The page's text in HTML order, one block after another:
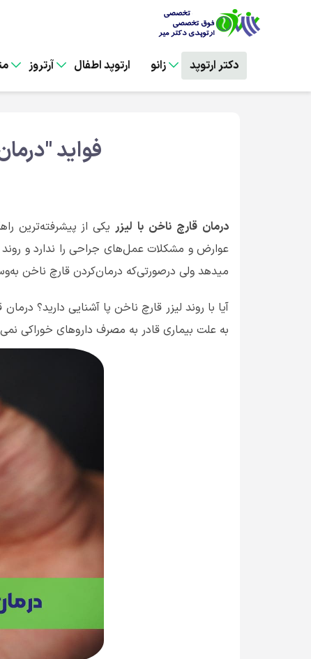
دکتر ارتوپد زانو ارتوپد اطفال آرتروز
فواید
درمان قارچ ناخن با لیزریکی از پیشرفته‌ترین
عوارض و مشکلات عمل‌های جراحی را ندارد و روند
میدهد ولی درصورتی‌که درمان‌کردن قارچ ناخن‌
آیا با روند لیزر قارچ ناخن پا آشنایی دارید؟
به علت بیماری قادر به مصرف داروهای خوراکی